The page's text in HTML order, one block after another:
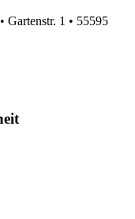
Gartenstr. 1 • 55595